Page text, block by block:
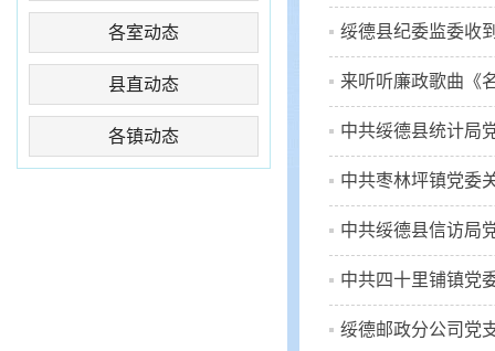
各室动态
县直动态
各镇动态
绥德县纪委监委收
来听听廉政歌曲《
中共绥德县统计局
中共枣林坪镇党委
中共绥德县信访局
中共四十里铺镇党
绥德邮政分公司党